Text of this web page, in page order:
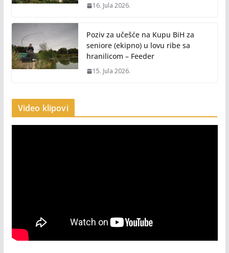
16. Jula 2026.
Poziv za učešće na Kupu BiH za
seniore (ekipno) u lovu ribe sa
hranilicom – Feeder
15. Jula 2026.
Video klipovi